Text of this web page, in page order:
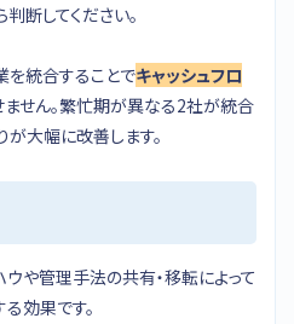
断してください。
を統合することでキャッシュフロ
せん。繁忙期が異なる2社が統合
大幅に改善します。
や管理手法の共有・移転によって
効果です。